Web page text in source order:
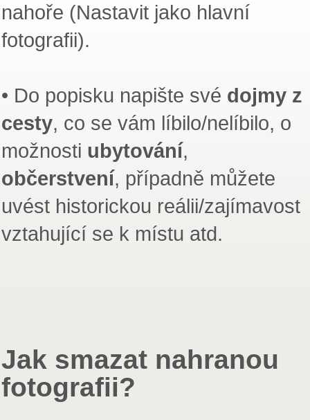
nahoře (Nastavit jako hlavní
fotografii).
• Do popisku napište své dojmy z
cesty, co se vám líbilo/nelíbilo, o
možnosti ubytování,
občerstvení, případně můžete
uvést historickou reálii/zajímavost
vztahující se k místu atd.
Jak smazat nahranou
fotografii?